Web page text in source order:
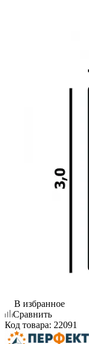
В избранное
Сравнить
Код товара: 22091